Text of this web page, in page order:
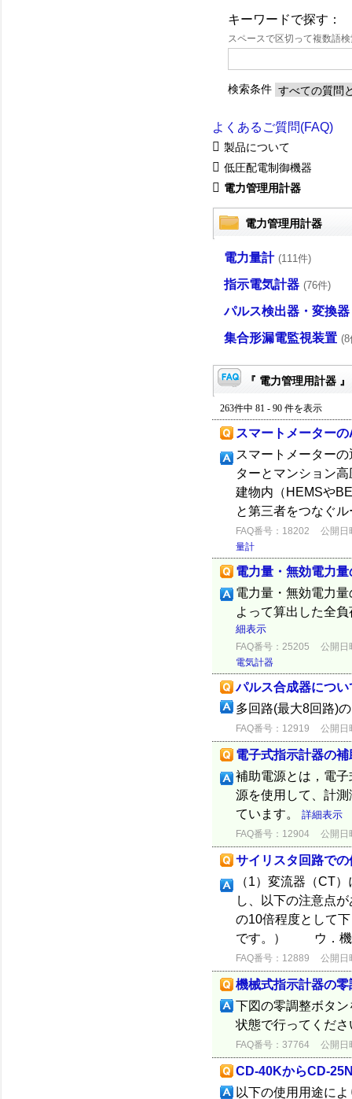
キーワードで探す：
スペースで区切って複数語
検索条件
よくあるご質問(FAQ)
製品について
低圧配電制御機器
電力管理用計器
電力管理用計器
電力量計 (111件)
指示電気計器 (76件)
パルス検出器・変換
集合形漏電監視装置 (8
『 電力管理用計器
263件中 81 - 90 件を表示
スマートメーター
スマートメーター
ターとマンション
建物内（HEMSや
と第三者をつなぐ
FAQ番号：18202
公開日
量計
電力量・無効電力
電力量・無効電力
よって算出した全
細表示
FAQ番号：25205
公開日
電気計器
パルス合成器につい
多回路(最大8回路)
FAQ番号：12919 公開日
電子式指示計器の
補助電源とは，電
源を使用して、計
ています。 詳細表示
FAQ番号：12904 公開日
サイリスタ回路で
（1）変流器（CT
し、以下の注意点
の10倍程度として
です。） ウ．機種
FAQ番号：12889 公開日
機械式指示計器の
下図の零調整ボタ
状態で行ってくだ
FAQ番号：37764 公開日
CD-40KからCD-
以下の使用用途に